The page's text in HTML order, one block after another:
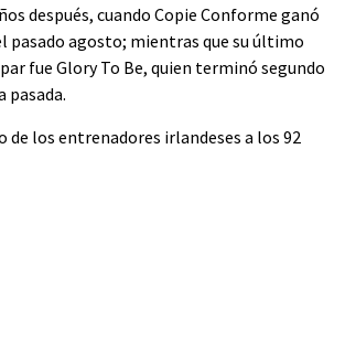
después, cuando Copie Conforme ganó
pasado agosto; mientras que su último
fue Glory To Be, quien terminó segundo
pasada.